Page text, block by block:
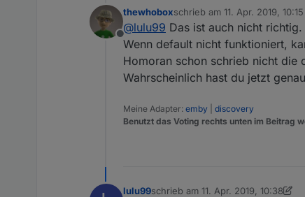
Bei mir geht der Link "http://
Es werden auch nicht die
Dann habe ich " http://
Adapter updaten.
Das kann so auch nicht
Offline
thewhoboxschrieb am 11. Apr. 2019, 10:15
zuletzt editiert von
@lulu99 Das ist auch nicht
Wenn default nicht funktioniert,
Homoran schon schrieb nicht die
Wahrscheinlich hast du jetzt
Meine Adapter: emby
discovery
Benutzt das Voting rechts unten im Beitrag
lulu99schrieb am 11. Apr. 2019, 10:38